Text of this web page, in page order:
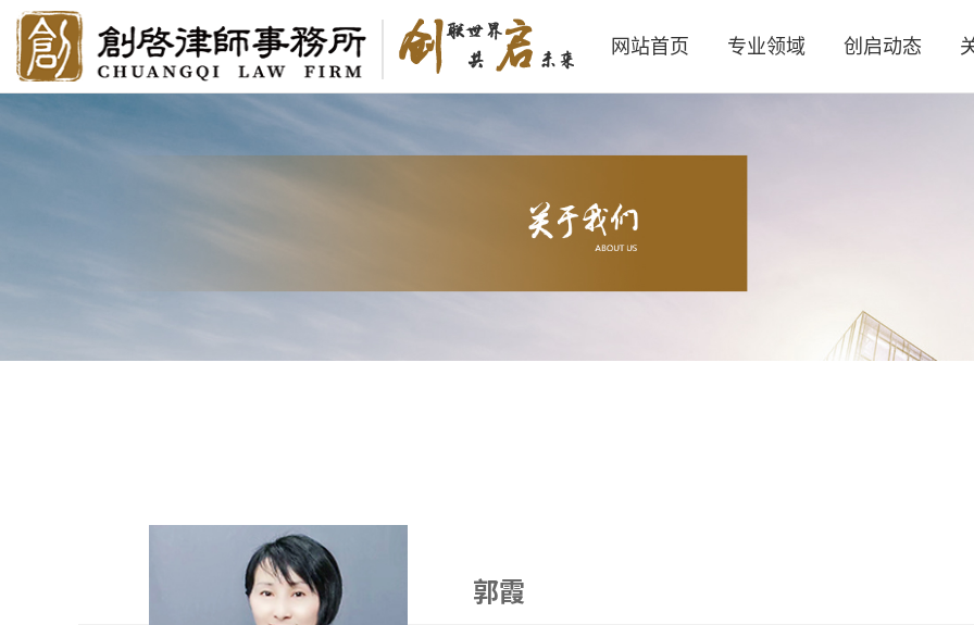
网站首页 专业领域 创启动态
郭霞